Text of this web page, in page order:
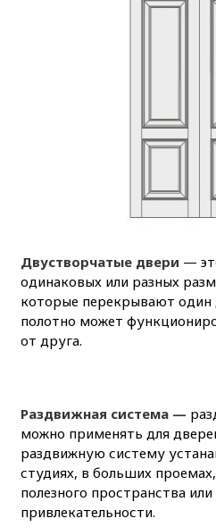
Двустворчатые двери —
одинаковых или разных
которые перекрывают
полотно может
от друга.
Раздвижная система —
можно применять для
раздвижную систему
студиях, в больших
полезного пространства
привлекательности.